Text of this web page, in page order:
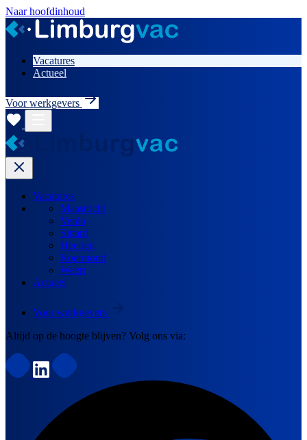
Naar hoofdinhoud
Vacatures
Actueel
Voor werkgevers
Vacatures
Maastricht
Venlo
Sittard
Heerlen
Roermond
Weert
Actueel
Voor werkgevers
Altijd op de hoogte blijven? Volg ons via: